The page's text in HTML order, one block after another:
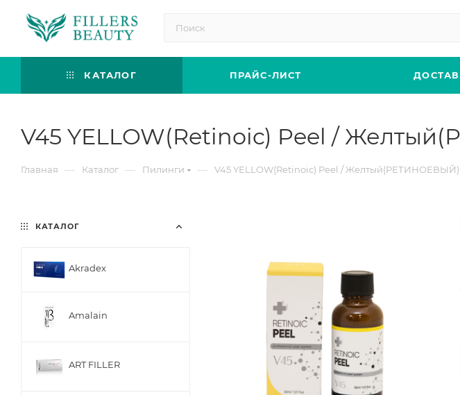
КАТАЛОГ ПРАЙС-ЛИСТ
V45 YELLOW(Retinoic) Peel /
Главная — Каталог — Пилинги — V45 YELLOW(Retinoic) Peel / Желтый(РЕТИНОЕВЫЙ)
КАТАЛОГ
Akradex
Amalain
ART FILLER